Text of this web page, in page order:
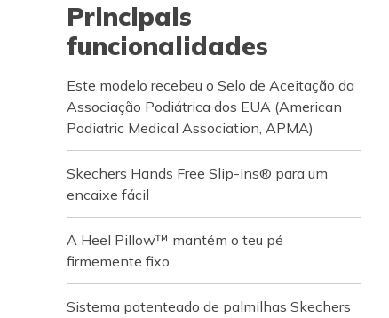
Principais
funcionalidades
Este modelo recebeu o Selo de Aceitação da
Associação Podiátrica dos EUA (American
Podiatric Medical Association, APMA)
Skechers Hands Free Slip-ins® para um
encaixe fácil
A Heel Pillow™ mantém o teu pé
firmemente fixo
Sistema patenteado de palmilhas Skechers